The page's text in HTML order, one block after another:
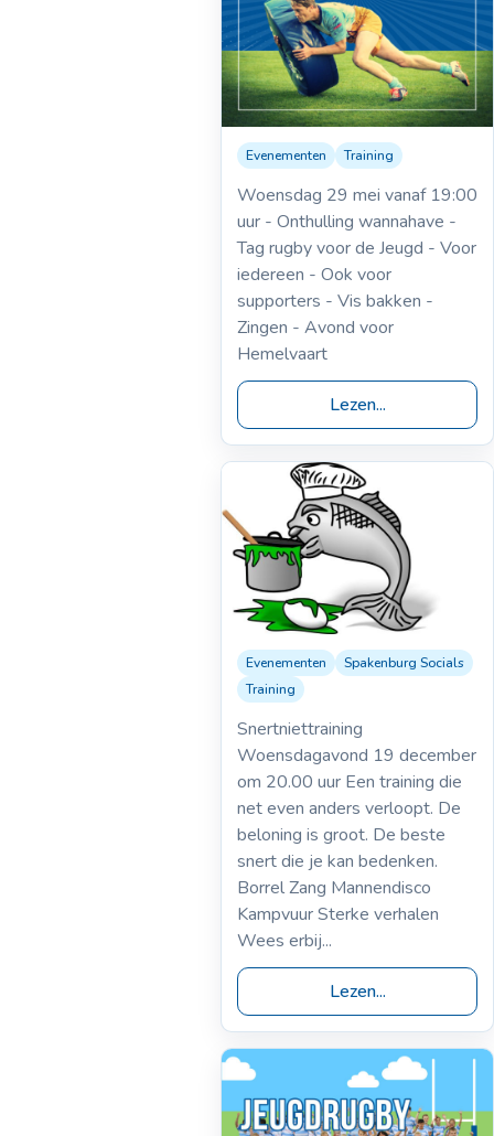
21-05-2019
Laatste training
2018-2019
Evenementen Training
Woensdag 29 mei vanaf 19:00
uur - Onthulling wannahave -
Tag rugby voor de Jeugd - Voor
iedereen - Ook voor
supporters - Vis bakken -
Zingen - Avond voor
Hemelvaart
Lezen...
26-11-2018
Snertniettraining | wo
19 dec 20.00 uur
Evenementen
Spakenburg Socials
Training
Snertniettraining
Woensdagavond 19 december
om 20.00 uur Een training die
net even anders verloopt. De
beloning is groot. De beste
snert die je kan bedenken.
Borrel Zang Mannendisco
Kampvuur Sterke verhalen
Wees erbij...
Lezen...